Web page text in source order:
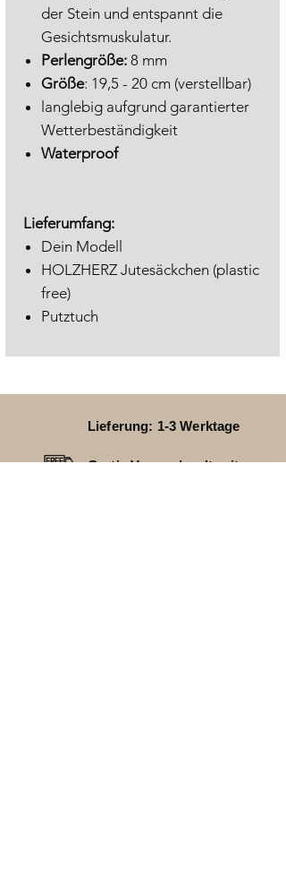
der Stein und entspannt die
Gesichtsmuskulatur.
Perlengröße: 8 mm
Größe: 19,5 - 20 cm (verstellbar)
langlebig aufgrund garantierter
Wetterbeständigkeit
Waterproof
Lieferumfang:
Dein Modell
HOLZHERZ Jutesäckchen (plastic
free)
Putztuch
Lieferung: 1-3 Werktage
Gratis Versand weltweit